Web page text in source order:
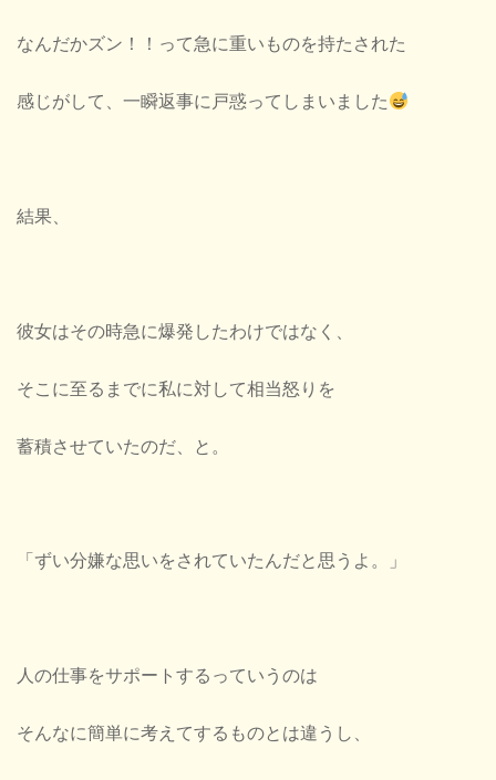
なんだかズン！！って急に重いものを持たされた
感じがして、一瞬返事に戸惑ってしまいました
結果、
彼女はその時急に爆発したわけではなく、
そこに至るまでに私に対して相当怒りを
蓄積させていたのだ、と。
「ずい分嫌な思いをされていたんだと思うよ。」
人の仕事をサポートするっていうのは
そんなに簡単に考えてするものとは違うし、